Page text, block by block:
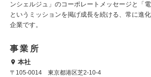
ンシェルジュ」のコーポレートメッセージと「
というミッションを掲げ成長を続ける、常に進
企業です。
事業所
本社
〒105-0014 東京都港区芝2-10-4